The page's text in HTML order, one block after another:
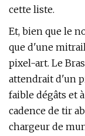
cette liste.
Et, bien que le
que d'une
pixel-art. Le
attendrait d'un
faible dégâts et
cadence de tir
chargeur de